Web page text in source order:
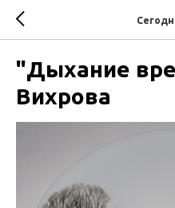
"Дыхание
Вихрова